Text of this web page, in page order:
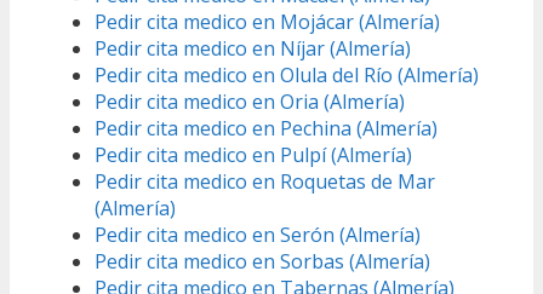
Pedir cita medico en Mojácar (Almería)
Pedir cita medico en Níjar (Almería)
Pedir cita medico en Olula del Río (Almería)
Pedir cita medico en Oria (Almería)
Pedir cita medico en Pechina (Almería)
Pedir cita medico en Pulpí (Almería)
Pedir cita medico en Roquetas de Mar
(Almería)
Pedir cita medico en Serón (Almería)
Pedir cita medico en Sorbas (Almería)
Pedir cita medico en Tabernas (Almería)